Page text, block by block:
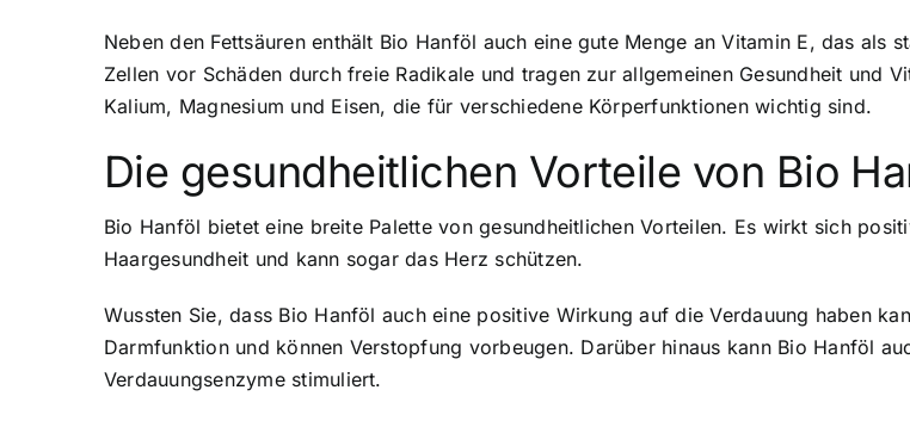
Neben den Fettsäuren enthält Bio Hanföl auch eine gute Menge an Vitamin E, das
Zellen vor Schäden durch freie Radikale und tragen zur allgemeinen Gesundheit und
Kalium, Magnesium und Eisen, die für verschiedene Körperfunktionen wichtig sind.
Die gesundheitlichen Vorteile von Bio
Bio Hanföl bietet eine breite Palette von gesundheitlichen Vorteilen. Es wirkt sich
Haargesundheit und kann sogar das Herz schützen.
Wussten Sie, dass Bio Hanföl auch eine positive Wirkung auf die Verdauung haben
Darmfunktion und können Verstopfung vorbeugen. Darüber hinaus kann Bio Hanföl
Verdauungsenzyme stimuliert.